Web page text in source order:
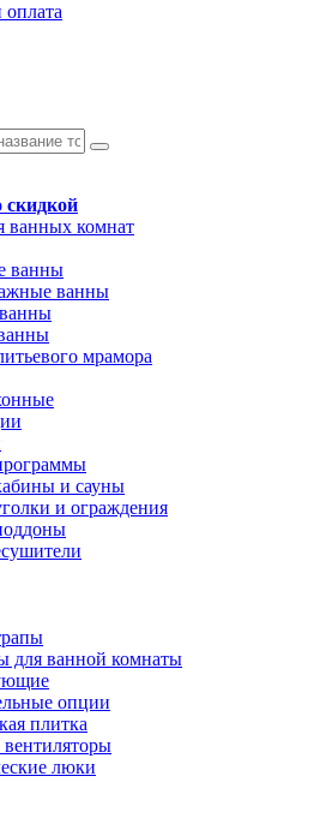
оплата
скидкой
ванных комнат
ванны
ванны
мрамора
и сауны
и ограждения
для ванной комнаты
опции
плитка
люки